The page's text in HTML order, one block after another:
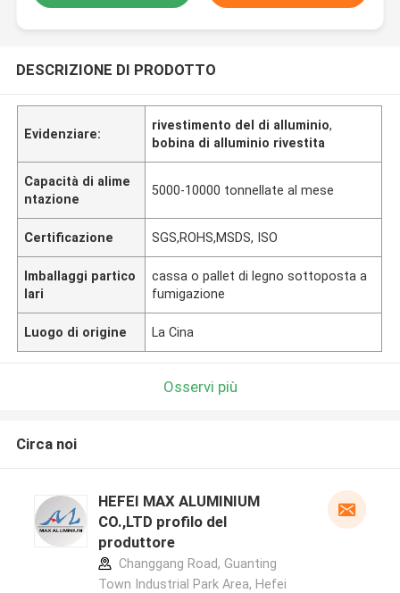
DESCRIZIONE DI PRODOTTO
Evidenziare:
rivestimento del di alluminio,
bobina di alluminio rivestita
Capacità di alime
ntazione
5000-10000 tonnellate al mese
Certificazione SGS,ROHS,MSDS, ISO
Imballaggi partico
lari
cassa o pallet di legno sottoposta a
fumigazione
Luogo di origine La Cina
Osservi più
Circa noi
HEFEI MAX ALUMINIUM
CO.,LTD profilo del
produttore
Changgang Road, Guanting
Town Industrial Park Area, Hefei